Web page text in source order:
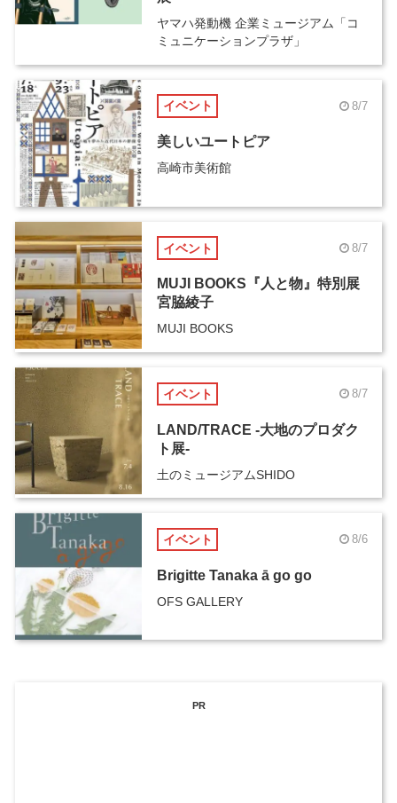
ヤマハ発動機 企業ミュージアム「コ
ミュニケーションプラザ」
イベント 8/7
美しいユートピア
高崎市美術館
イベント 8/7
MUJI BOOKS『人と物』特別展
宮脇綾子
MUJI BOOKS
イベント 8/7
LAND/TRACE -大地のプロダク
ト展-
土のミュージアムSHIDO
イベント 8/6
Brigitte Tanaka ā go go
OFS GALLERY
PR